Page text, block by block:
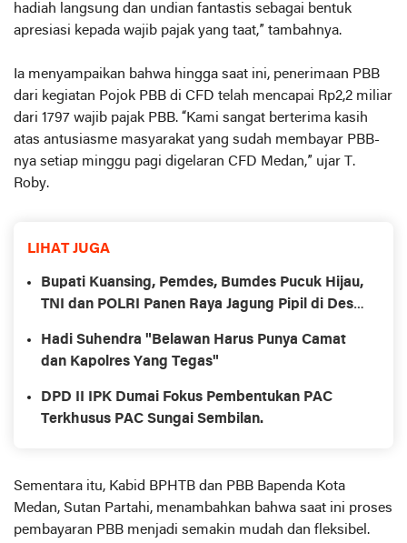
hadiah langsung dan undian fantastis sebagai bentuk
apresiasi kepada wajib pajak yang taat,” tambahnya.
Ia menyampaikan bahwa hingga saat ini, penerimaan PBB
dari kegiatan Pojok PBB di CFD telah mencapai Rp2,2 miliar
dari 1797 wajib pajak PBB. “Kami sangat berterima kasih
atas antusiasme masyarakat yang sudah membayar PBB-
nya setiap minggu pagi digelaran CFD Medan,” ujar T.
Roby.
LIHAT JUGA
Bupati Kuansing, Pemdes, Bumdes Pucuk Hijau,
TNI dan POLRI Panen Raya Jagung Pipil di Desa
Hadi Suhendra "Belawan Harus Punya Camat
dan Kapolres Yang Tegas"
DPD II IPK Dumai Fokus Pembentukan PAC
Terkhusus PAC Sungai Sembilan.
Sementara itu, Kabid BPHTB dan PBB Bapenda Kota
Medan, Sutan Partahi, menambahkan bahwa saat ini proses
pembayaran PBB menjadi semakin mudah dan fleksibel.